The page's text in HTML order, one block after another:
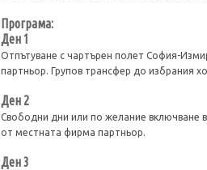
Програма:
Ден 1
Отпътуване с чартърен полет София-
партньор. Групов трансфер до избрания
Ден 2
Свободни дни или по желание включване
от местната фирма партньор.
Ден 3